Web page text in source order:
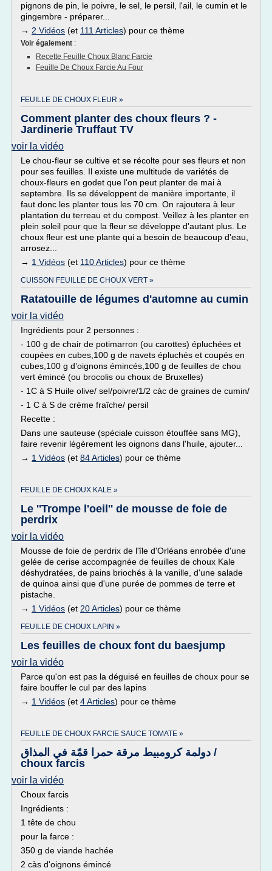
pignons de pin, le poivre, le sel, le persil, l'ail, le cumin et le
gingembre - préparer...
→ 2 Vidéos (et 111 Articles) pour ce thème
Voir également :
Recette Feuille Choux Blanc Farcie
Feuille De Choux Farcie Au Four
FEUILLE DE CHOUX FLEUR »
Comment planter des choux fleurs ? -
Jardinerie Truffaut TV
voir la vidéo
Le chou-fleur se cultive et se récolte pour ses fleurs et non
pour ses feuilles. Il existe une multitude de variétés de
choux-fleurs en godet que l'on peut planter de mai à
septembre. Ils se développent de manière importante, il
faut donc les planter tous les 70 cm. On rajoutera à leur
plantation du terreau et du compost. Veillez à les planter en
plein soleil pour que la fleur se développe d'autant plus. Le
choux fleur est une plante qui a besoin de beaucoup d'eau,
arrosez...
→ 1 Vidéos (et 110 Articles) pour ce thème
CUISSON FEUILLE DE CHOUX VERT »
Ratatouille de légumes d'automne au cumin
voir la vidéo
Ingrédients pour 2 personnes :
- 100 g de chair de potimarron (ou carottes) épluchées et
coupées en cubes,100 g de navets épluchés et coupés en
cubes,100 g d’oignons émincés,100 g de feuilles de chou
vert émincé (ou brocolis ou choux de Bruxelles)
- 1C à S Huile olive/ sel/poivre/1/2 càc de graines de cumin/
- 1 C à S de crème fraîche/ persil
Recette :
Dans une sauteuse (spéciale cuisson étouffée sans MG),
faire revenir légèrement les oignons dans l'huile, ajouter...
→ 1 Vidéos (et 84 Articles) pour ce thème
FEUILLE DE CHOUX KALE »
Le ''Trompe l'oeil'' de mousse de foie de
perdrix
voir la vidéo
Mousse de foie de perdrix de l'île d'Orléans enrobée d'une
gelée de cerise accompagnée de feuilles de choux Kale
déshydratées, de pains briochés à la vanille, d'une salade
de quinoa ainsi que d'une purée de pommes de terre et
pistache.
→ 1 Vidéos (et 20 Articles) pour ce thème
FEUILLE DE CHOUX LAPIN »
Les feuilles de choux font du baesjump
voir la vidéo
Parce qu'on est pas la déguisé en feuilles de choux pour se
faire bouffer le cul par des lapins
→ 1 Vidéos (et 4 Articles) pour ce thème
FEUILLE DE CHOUX FARCIE SAUCE TOMATE »
دولمة كرومبيط مرقة حمرا قمّة في المذاق /
choux farcis
voir la vidéo
Choux farcis
Ingrédients :
1 tête de chou
pour la farce :
350 g de viande hachée
2 càs d'oignons émincé